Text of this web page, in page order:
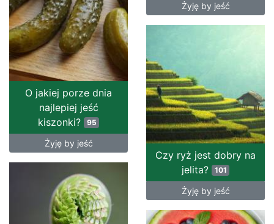
Żyję by jeść
O jakiej porze dnia
najlepiej jeść
kiszonki?
95
Żyję by jeść
Czy ryż jest dobry na
jelita?
101
Żyję by jeść